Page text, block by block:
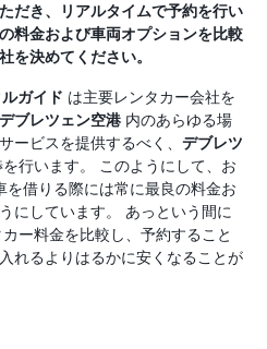
だき、リアルタイムで予約を行い
料金および車両オプションを比較
を決めてください。
ガイド は主要レンタカー会社を
デブレツェン空港 内のあらゆる場
ービスを提供するべく、 デブレツ
行います。 このようにして、お
を借りる際には常に最良の料金お
にしています。 あっという間に
ー料金を比較し、予約すること
れるよりはるかに安くなることが